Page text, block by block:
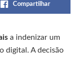
Compartilhar
a indenizar um
digital. A decisão